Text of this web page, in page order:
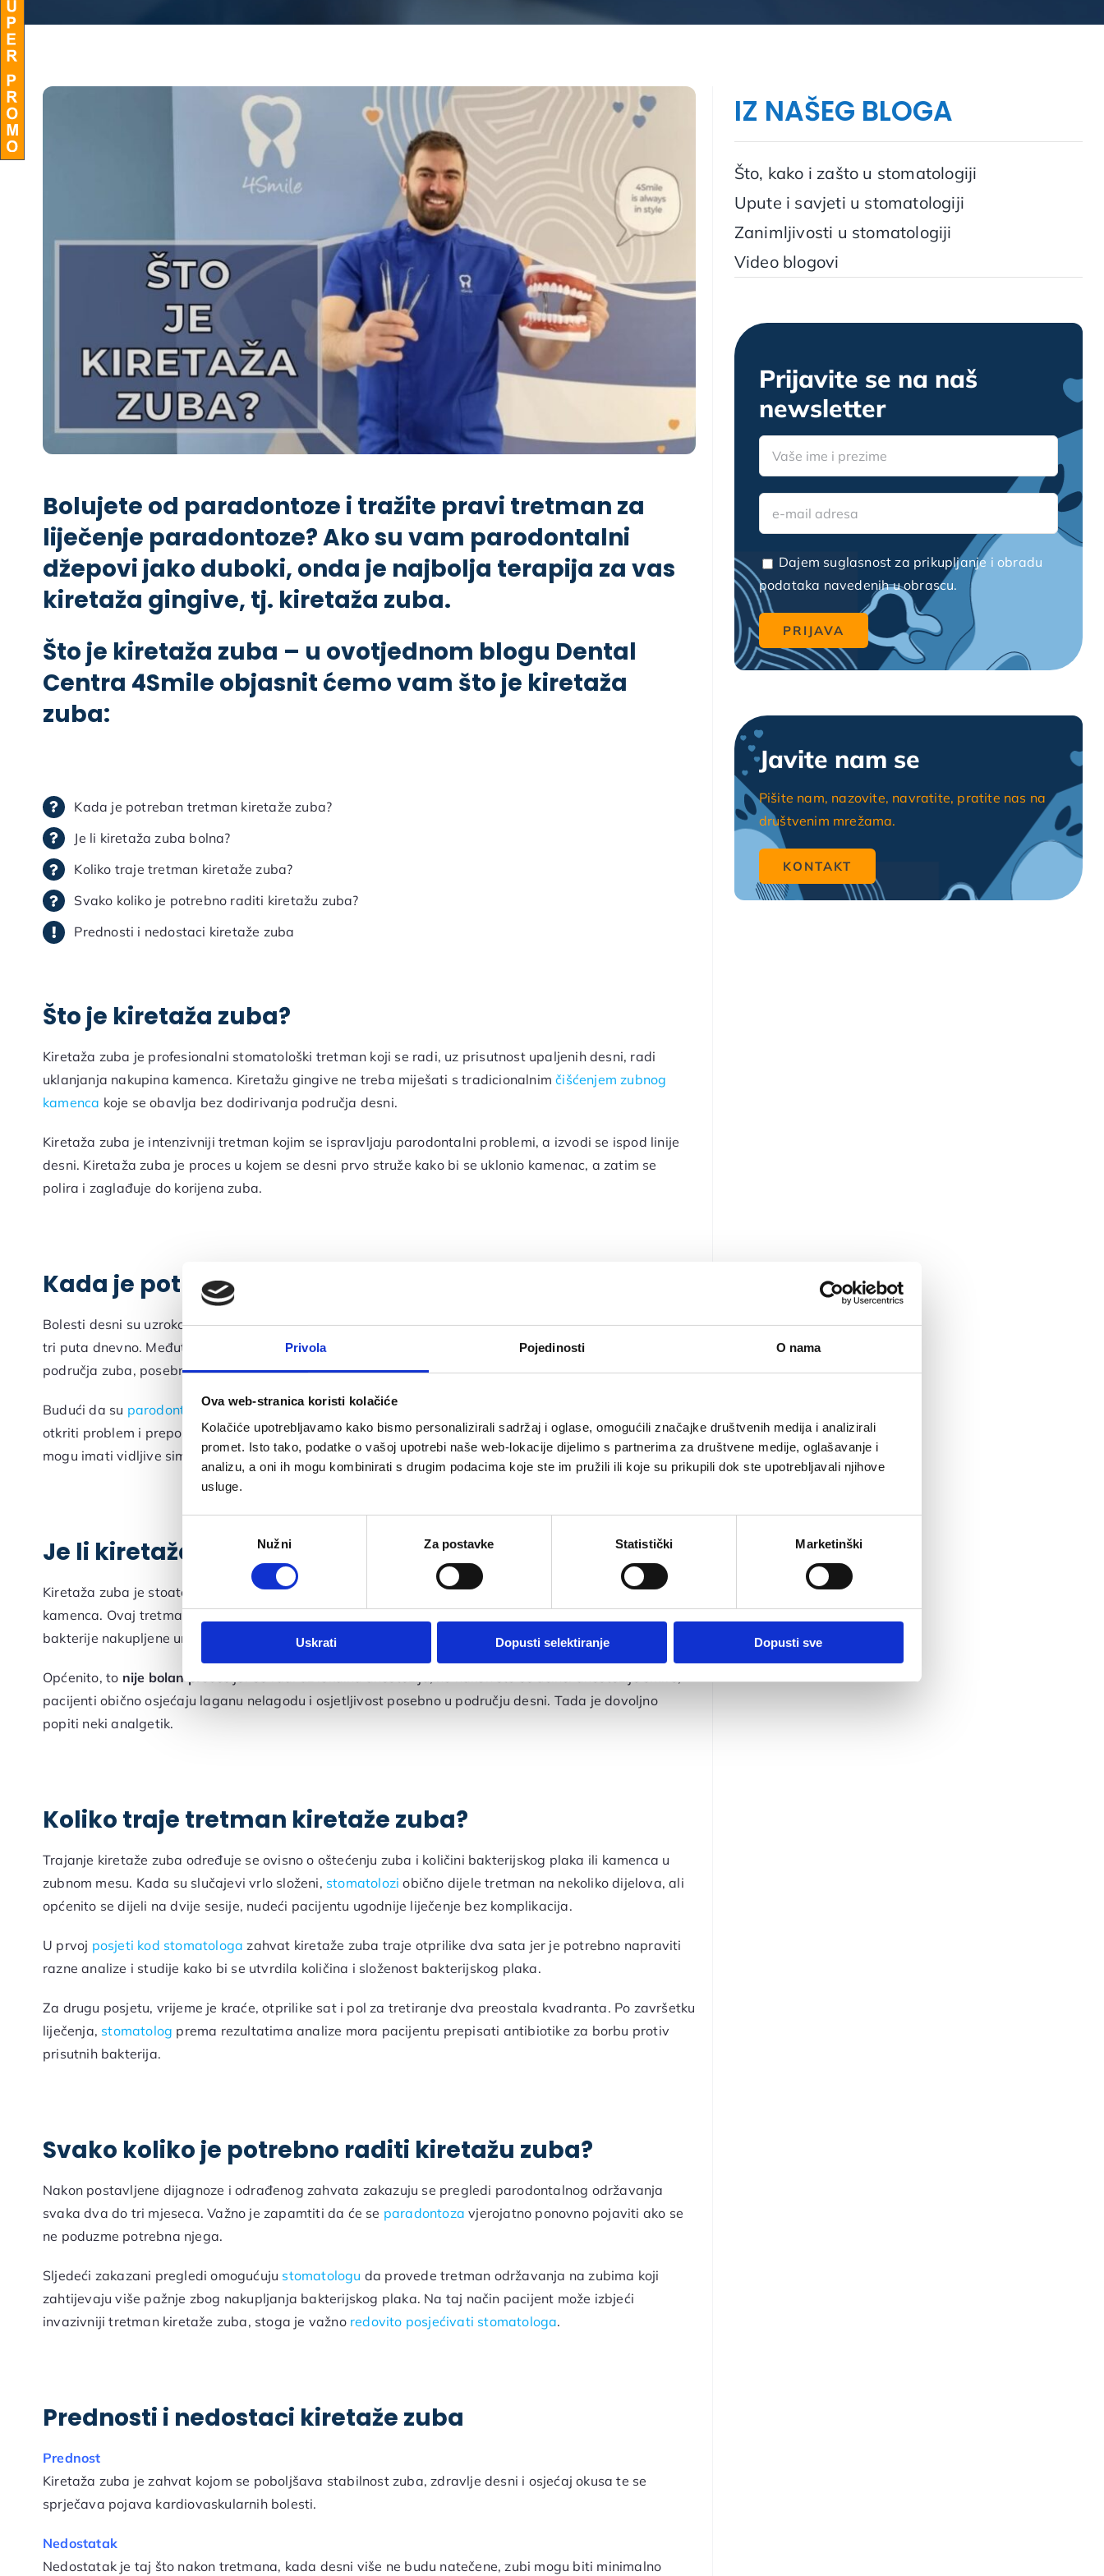
Privola Pojedinosti O nama
Ova web-stranica koristi kolačiće
Kolačiće upotrebljavamo kako bismo personalizirali sadržaj i oglase, omogućili značajke društvenih medija i analizirali
promet. Isto tako, podatke o vašoj upotrebi naše web-lokacije dijelimo s partnerima za društvene medije, oglašavanje i
analizu, a oni ih mogu kombinirati s drugim podacima koje ste im pružili ili koje su prikupili dok ste upotrebljavali njihove
usluge.
Nužni Za postavke Statistički Marketinški
Uskrati Dopusti selektiranje Dopusti sve
Bolujete od paradontoze i tražite pravi tretman za
liječenje paradontoze? Ako su vam parodontalni
džepovi jako duboki, onda je najbolja terapija za vas
kiretaža gingive, tj. kiretaža zuba.
Što je kiretaža zuba – u ovotjednom blogu Dental
Centra 4Smile objasnit ćemo vam što je kiretaža
zuba:
Kada je potreban tretman kiretaže zuba?
Je li kiretaža zuba bolna?
Koliko traje tretman kiretaže zuba?
Svako koliko je potrebno raditi kiretažu zuba?
Prednosti i nedostaci kiretaže zuba
Što je kiretaža zuba?
Kiretaža zuba je profesionalni stomatološki tretman koji se radi, uz prisutnost upaljenih desni, radi
uklanjanja nakupina kamenca. Kiretažu gingive ne treba miješati s tradicionalnimčišćenjem zubnog
kamenca koje se obavlja bez dodirivanja područja desni.
Kiretaža zuba je intenzivniji tretman kojim se ispravljaju parodontalni problemi, a izvodi se ispod linije
desni. Kiretaža zuba je proces u kojem se desni prvo struže kako bi se uklonio kamenac, a zatim se
polira i zaglađuje do korijena zuba.
Kada je potreban tretman kiretaže zuba?
Bolesti desni su uzrokovane nakupljanjem bakterijskog plaka koji se može izbjeći četkanjem zuba dva do
tri puta dnevno. Međutim, četkanje zuba nije dovoljno za ubijanje bakterija, jer je teško doći do nekih
područja zuba, posebno do ruba zubnog mesa.
Budući da su parodontalne bolestiasimptomatske, potrebno je redovito odlaziti
otkriti problem i preporučiti kiretažu. Međutim, bolesti, poput gingivitisa, kada su jako uznapredovale,
mogu imati vidljive simptome poput natečenih i crvenih desni.
Je li kiretaža zuba bolna?
Kiretaža zuba je stoatološki tretman koji se provodi kako bi se uklonili bakterijski plak i nakupina
kamenca. Ovaj tretman je invazivniji od tradicionalnog
bakterije nakupljene unutar zubnog mesa dok se zub ne ispolira do korijena.
Općenito, to nije bolan procesjer se radi uz lokalnu anesteziju, no nakon što se učinci anestezije smire,
pacijenti obično osjećaju laganu nelagodu i osjetljivost posebno u području desni. Tada je dovoljno
popiti neki analgetik.
Koliko traje tretman kiretaže zuba?
Trajanje kiretaže zuba određuje se ovisno o oštećenju zuba i količini bakterijskog plaka ili kamenca u
zubnom mesu. Kada su slučajevi vrlo složeni, stomatoloziobično dijele tretman na nekoliko dijelova, ali
općenito se dijeli na dvije sesije, nudeći pacijentu ugodnije liječenje bez komplikacija.
U prvoj posjeti kod stomatologa zahvat kiretaže zuba traje otprilike dva sata jer je potrebno napraviti
razne analize i studije kako bi se utvrdila količina i složenost bakterijskog plaka.
Za drugu posjetu, vrijeme je kraće, otprilike sat i pol za tretiranje dva preostala kvadranta. Po završetku
liječenja, stomatolog prema rezultatima analize mora pacijentu prepisati antibiotike za borbu protiv
prisutnih bakterija.
Svako koliko je potrebno raditi kiretažu zuba?
Nakon postavljene dijagnoze i odrađenog zahvata zakazuju se pregledi parodontalnog održavanja
svaka dva do tri mjeseca. Važno je zapamtiti da će se paradontozavjerojatno ponovno pojaviti ako se
ne poduzme potrebna njega.
Sljedeći zakazani pregledi omogućuju stomatologu da provede tretman održavanja na zubima koji
zahtijevaju više pažnje zbog nakupljanja bakterijskog plaka. Na taj način pacijent može izbjeći
invazivniji tretman kiretaže zuba, stoga je važno redovito posjećivati stomatologa.
Prednosti i nedostaci kiretaže zuba
Prednost
Kiretaža zuba je zahvat kojom se poboljšava stabilnost zuba, zdravlje desni i osjećaj okusa te se
sprječava pojava kardiovaskularnih bolesti.
Nedostatak
Nedostatak je taj što nakon tretmana, kada desni više ne budu natečene, zubi mogu biti minimalno
IZ NAŠEG BLOGA
Što, kako i zašto u stomatologiji
Upute i savjeti u stomatologiji
Zanimljivosti u stomatologiji
Video blogovi
Prijavite se na naš
newsletter
Dajem suglasnost za prikupljanje i obradu
podataka navedenih u obrascu.
Javite nam se
Pišite nam, nazovite, navratite, pratite nas na
društvenim mrežama.
KONTAKT